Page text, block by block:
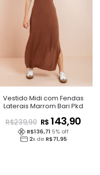
Vestido Midi com Fendas
Laterais Marrom Bari Pkd
R$239,90 R$ 143,90
R$136,71 5% off
2x de R$71,95